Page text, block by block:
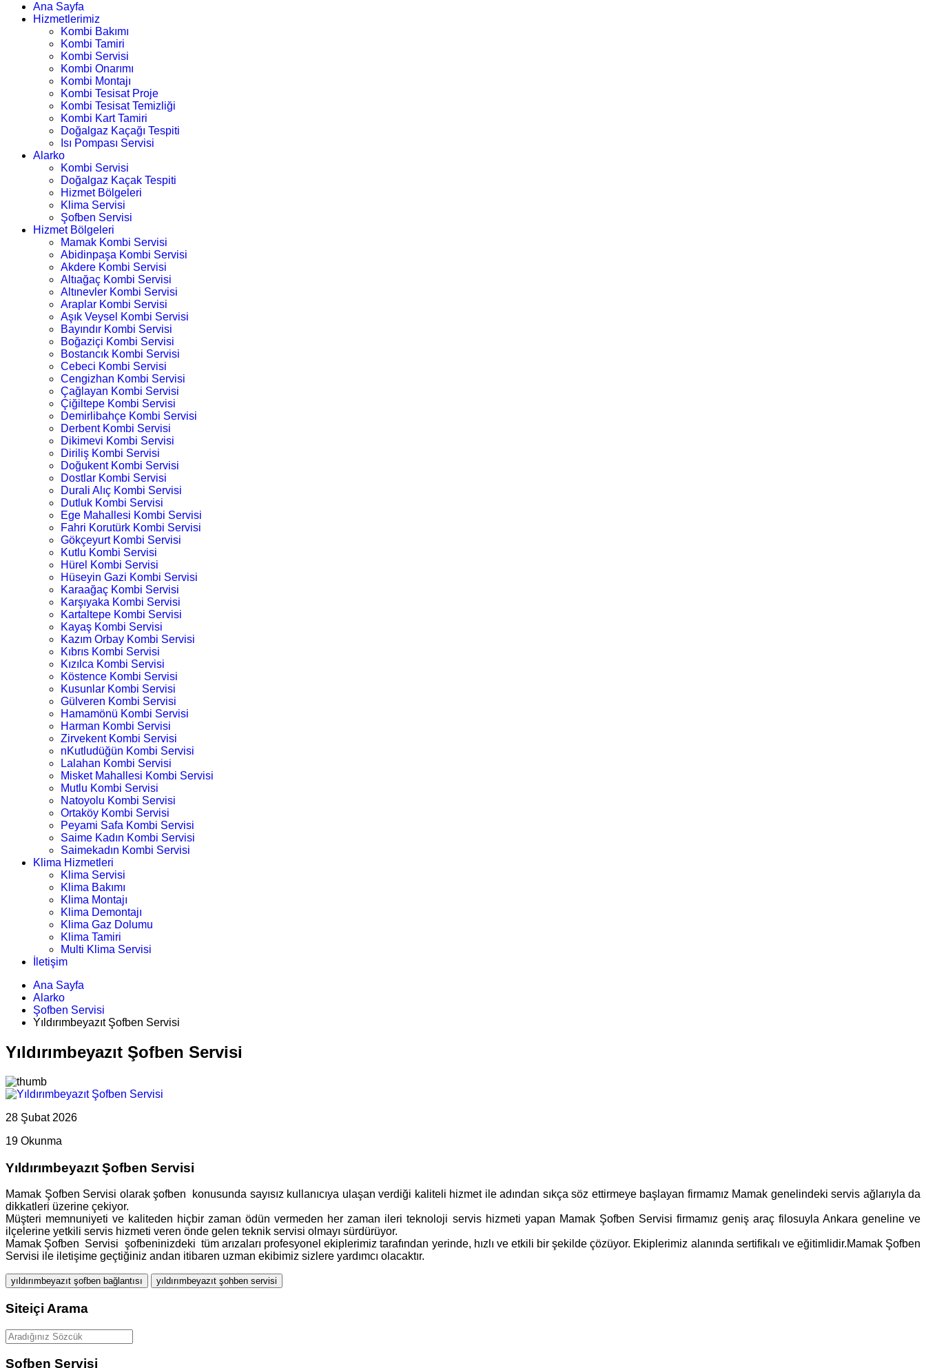
Ana Sayfa
Hizmetlerimiz
Kombi Bakımı
Kombi Tamiri
Kombi Servisi
Kombi Onarımı
Kombi Montajı
Kombi Tesisat Proje
Kombi Tesisat Temizliği
Kombi Kart Tamiri
Doğalgaz Kaçağı Tespiti
Isı Pompası Servisi
Alarko
Kombi Servisi
Doğalgaz Kaçak Tespiti
Hizmet Bölgeleri
Klima Servisi
Şofben Servisi
Hizmet Bölgeleri
Mamak Kombi Servisi
Abidinpaşa Kombi Servisi
Akdere Kombi Servisi
Altıağaç Kombi Servisi
Altınevler Kombi Servisi
Araplar Kombi Servisi
Aşık Veysel Kombi Servisi
Bayındır Kombi Servisi
Boğaziçi Kombi Servisi
Bostancık Kombi Servisi
Cebeci Kombi Servisi
Cengizhan Kombi Servisi
Çağlayan Kombi Servisi
Çiğiltepe Kombi Servisi
Demirlibahçe Kombi Servisi
Derbent Kombi Servisi
Dikimevi Kombi Servisi
Diriliş Kombi Servisi
Doğukent Kombi Servisi
Dostlar Kombi Servisi
Durali Alıç Kombi Servisi
Dutluk Kombi Servisi
Ege Mahallesi Kombi Servisi
Fahri Korutürk Kombi Servisi
Gökçeyurt Kombi Servisi
Kutlu Kombi Servisi
Hürel Kombi Servisi
Hüseyin Gazi Kombi Servisi
Karaağaç Kombi Servisi
Karşıyaka Kombi Servisi
Kartaltepe Kombi Servisi
Kayaş Kombi Servisi
Kazım Orbay Kombi Servisi
Kıbrıs Kombi Servisi
Kızılca Kombi Servisi
Köstence Kombi Servisi
Kusunlar Kombi Servisi
Gülveren Kombi Servisi
Hamamönü Kombi Servisi
Harman Kombi Servisi
Zirvekent Kombi Servisi
nKutludüğün Kombi Servisi
Lalahan Kombi Servisi
Misket Mahallesi Kombi Servisi
Mutlu Kombi Servisi
Natoyolu Kombi Servisi
Ortaköy Kombi Servisi
Peyami Safa Kombi Servisi
Saime Kadın Kombi Servisi
Saimekadın Kombi Servisi
Klima Hizmetleri
Klima Servisi
Klima Bakımı
Klima Montajı
Klima Demontajı
Klima Gaz Dolumu
Klima Tamiri
Multi Klima Servisi
İletişim
Ana Sayfa
Alarko
Şofben Servisi
Yıldırımbeyazıt Şofben Servisi
Yıldırımbeyazıt Şofben Servisi
28 Şubat 2026
19 Okunma
Yıldırımbeyazıt Şofben Servisi
Mamak Şofben Servisi olarak şofben konusunda sayısız kullanıcıya ulaşan verdiği kaliteli hizmet ile adından sıkça söz ettirmeye başlayan firmamız Mamak genelindeki servis ağlarıyla da
dikkatleri üzerine çekiyor.
Müşteri memnuniyeti ve kaliteden hiçbir zaman ödün vermeden her zaman ileri teknoloji servis hizmeti yapan Mamak Şofben Servisi firmamız geniş araç filosuyla Ankara geneline ve
ilçelerine yetkili servis hizmeti veren önde gelen teknik servisi olmayı sürdürüyor.
Mamak Şofben Servisi şofbeninizdeki tüm arızaları profesyonel ekiplerimiz tarafından yerinde, hızlı ve etkili bir şekilde çözüyor. Ekiplerimiz alanında sertifikalı ve eğitimlidir.Mamak Şofben
Servisi ile iletişime geçtiğiniz andan itibaren uzman ekibimiz sizlere yardımcı olacaktır.
yıldırımbeyazıt şofben bağlantısı yıldırımbeyazıt şohben servisi
Siteiçi Arama
Şofben Servisi